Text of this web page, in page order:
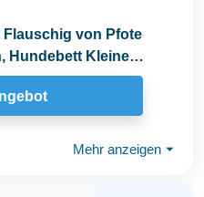
von Pfote
Hundebett Kleine
Mehr anzeigen ⏷